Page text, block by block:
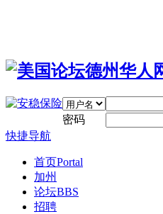
密码
快捷导航
首页Portal
加州
论坛BBS
招聘